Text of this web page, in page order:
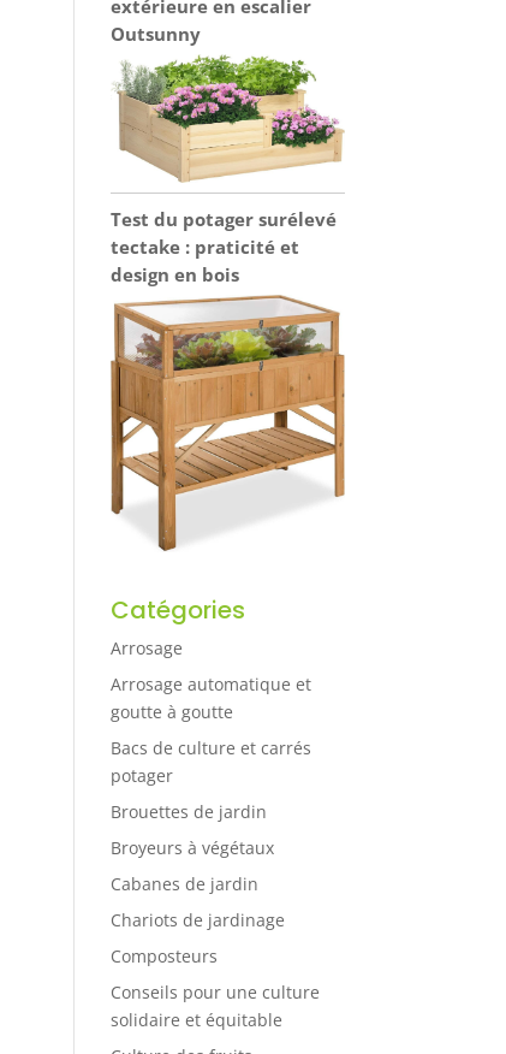
extérieure en escalier
Outsunny
Test du potager surélevé
tectake : praticité et
design en bois
Catégories
Arrosage
Arrosage automatique et
goutte à goutte
Bacs de culture et carrés
potager
Brouettes de jardin
Broyeurs à végétaux
Cabanes de jardin
Chariots de jardinage
Composteurs
Conseils pour une culture
solidaire et équitable